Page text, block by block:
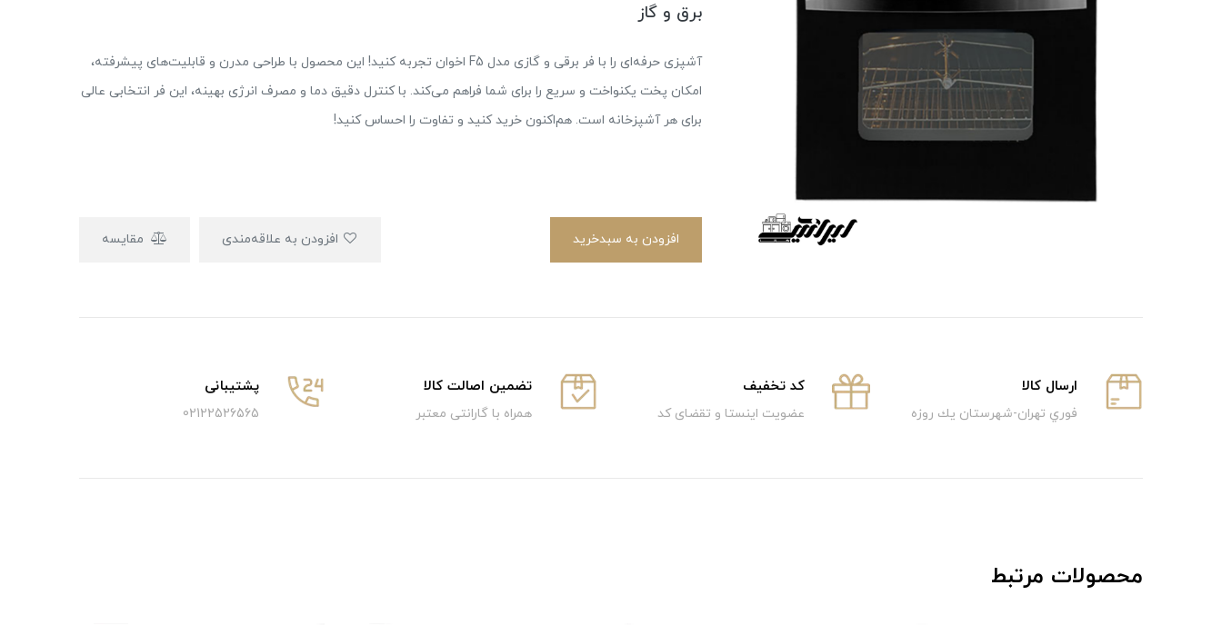
برق و گاز
آشپزی حرفه‌ای را با فر برقی و گازی مدل F5 اخوان تجربه کنید! این محصول با طراحی مدرن و قابلیت‌های پیشرفته،
امکان پخت یکنواخت و سریع را برای شما فراهم می‌کند. با کنترل دقیق دما و مصرف انرژی بهینه، این فر انتخابی عالی
برای هر آشپزخانه است. هم‌اکنون خرید کنید و تفاوت را احساس کنید!
افزودن به سبدخرید مقایسه
ارسال كالا
فوري تهران-شهرستان يك روزه
كد تخفيف
عضویت اینستا و تقضای کد
تضمین اصالت کالا
همراه با گارانتی معتبر
پشتیبانی
02122526565
محصولات مرتبط